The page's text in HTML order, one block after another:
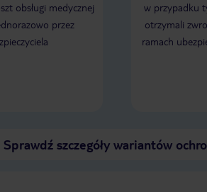
obsługi medycznej
przez
w przypadku
otrzymali
ramach
Sprawdź szczegóły wariantów